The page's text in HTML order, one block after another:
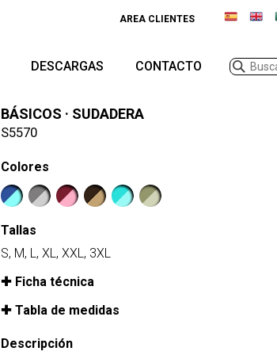
AREA CLIENTES
DESCARGAS CONTACTO
BÁSICOS · SUDADERA
S5570
Colores
Tallas
S, M, L, XL, XXL, 3XL
Ficha técnica
Tabla de medidas
Descripción